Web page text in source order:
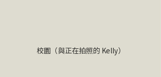
校園（與正在拍照的 Kelly）